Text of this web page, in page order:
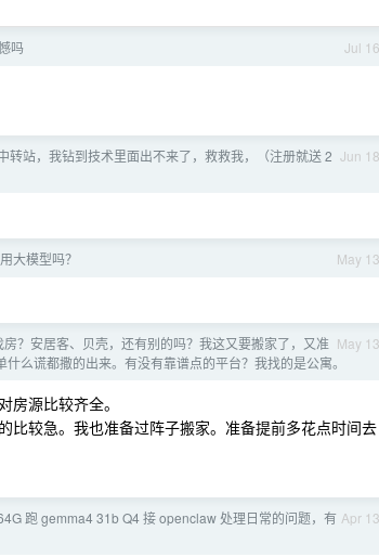
Jul 16
吗
Jun 18
转站，我钻到技术里面出不来了，救救我，（注册就送 2
May 13
大模型吗？
May 13
？安居客、贝壳，还有别的吗？我这又要搬家了，又准
么谎都撒的出来。有没有靠谱点的平台？我找的是公寓。
源比较齐全。
比较急。我也准备过阵子搬家。准备提前多花点时间去
Apr 13
跑 gemma4 31b Q4 接 openclaw 处理日常的问题，有